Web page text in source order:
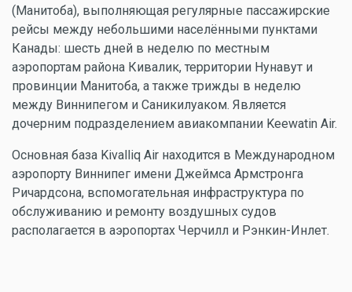
(Манитоба), выполняющая регулярные пассажирские
рейсы между небольшими населёнными пунктами
Канады: шесть дней в неделю по местным
аэропортам района Кивалик, территории Нунавут и
провинции Манитоба, а также трижды в неделю
между Виннипегом и Саникилуаком. Является
дочерним подразделением авиакомпании Keewatin Air.
Основная база Kivalliq Air находится в Международном
аэропорту Виннипег имени Джеймса Армстронга
Ричардсона, вспомогательная инфраструктура по
обслуживанию и ремонту воздушных судов
располагается в аэропортах Черчилл и Рэнкин-Инлет.